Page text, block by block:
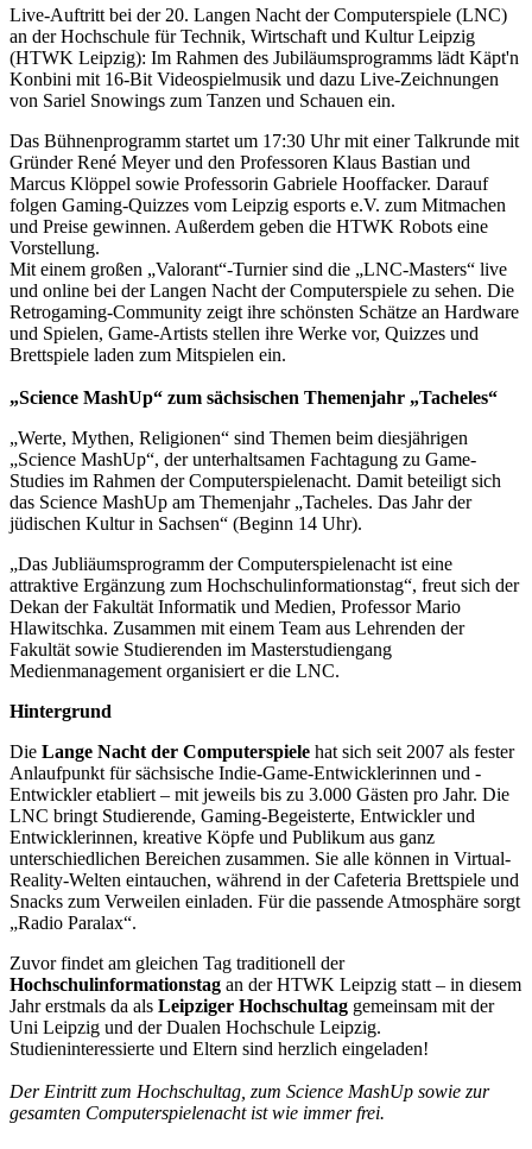
Live-Auftritt bei der 20. Langen Nacht der Computerspiele (LNC)
an der Hochschule für Technik, Wirtschaft und Kultur Leipzig
(HTWK Leipzig): Im Rahmen des Jubiläumsprogramms lädt Käpt'n
Konbini mit 16-Bit Videospielmusik und dazu Live-Zeichnungen
von Sariel Snowings zum Tanzen und Schauen ein.
Das Bühnenprogramm startet um 17:30 Uhr mit einer Talkrunde mit
Gründer René Meyer und den Professoren Klaus Bastian und
Marcus Klöppel sowie Professorin Gabriele Hooffacker. Darauf
folgen Gaming-Quizzes vom Leipzig esports e.V. zum Mitmachen
und Preise gewinnen. Außerdem geben die HTWK Robots eine
Vorstellung.
Mit einem großen „Valorant“-Turnier sind die „LNC-Masters“ live
und online bei der Langen Nacht der Computerspiele zu sehen. Die
Retrogaming-Community zeigt ihre schönsten Schätze an Hardware
und Spielen, Game-Artists stellen ihre Werke vor, Quizzes und
Brettspiele laden zum Mitspielen ein.
„Science MashUp“ zum sächsischen Themenjahr „Tacheles“
„Werte, Mythen, Religionen“ sind Themen beim diesjährigen
„Science MashUp“, der unterhaltsamen Fachtagung zu Game-
Studies im Rahmen der Computerspielenacht. Damit beteiligt sich
das Science MashUp am Themenjahr „Tacheles. Das Jahr der
jüdischen Kultur in Sachsen“ (Beginn 14 Uhr).
„Das Jubliäumsprogramm der Computerspielenacht ist eine
attraktive Ergänzung zum Hochschulinformationstag“, freut sich der
Dekan der Fakultät Informatik und Medien, Professor Mario
Hlawitschka. Zusammen mit einem Team aus Lehrenden der
Fakultät sowie Studierenden im Masterstudiengang
Medienmanagement organisiert er die LNC.
Hintergrund
Die Lange Nacht der Computerspiele hat sich seit 2007 als fester
Anlaufpunkt für sächsische Indie-Game-Entwicklerinnen und -
Entwickler etabliert – mit jeweils bis zu 3.000 Gästen pro Jahr. Die
LNC bringt Studierende, Gaming-Begeisterte, Entwickler und
Entwicklerinnen, kreative Köpfe und Publikum aus ganz
unterschiedlichen Bereichen zusammen. Sie alle können in Virtual-
Reality-Welten eintauchen, während in der Cafeteria Brettspiele und
Snacks zum Verweilen einladen. Für die passende Atmosphäre sorgt
„Radio Paralax“.
Zuvor findet am gleichen Tag traditionell der
Hochschulinformationstag an der HTWK Leipzig statt – in diesem
Jahr erstmals da als Leipziger Hochschultag gemeinsam mit der
Uni Leipzig und der Dualen Hochschule Leipzig.
Studieninteressierte und Eltern sind herzlich eingeladen!
Der Eintritt zum Hochschultag, zum Science MashUp sowie zur
gesamten Computerspielenacht ist wie immer frei.